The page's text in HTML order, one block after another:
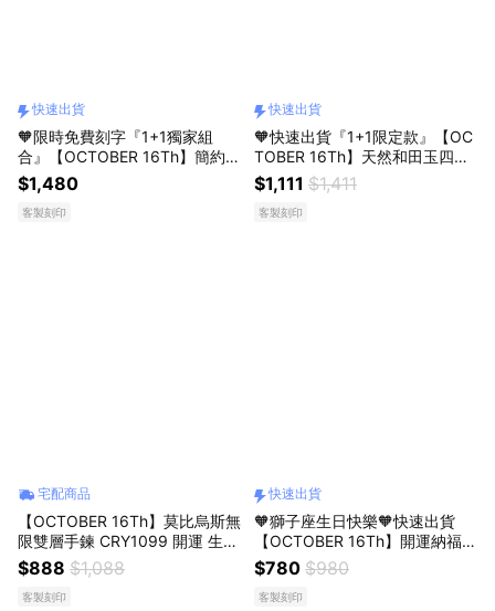
快速出貨
🧡限時免費刻字『1+1獨家組
合』【OCTOBER 16Th】簡約時
尚天然五寶水晶水晶手鍊+奢華
水晶組禮盒＃CRY1089 開運 生
日禮物 閨蜜禮物 情人節禮物 交
$1,480
客製刻印
快速出貨
🧡快速出貨『1+1限定款』【OC
TOBER 16Th】天然和田玉四葉
草雙層水晶手鍊 CRY1259 開運
生日禮物 閨蜜禮物 情人節禮物
客製化禮物 APR 16
$1,111 $1,411
客製刻印
宅配商品
【OCTOBER 16Th】莫比烏斯無
限雙層手鍊 CRY1099 開運 生日
禮物 閨蜜禮物 情人節禮物 女友
禮物 交換禮物 純銀手鍊 客製化
禮物
$888 $1,088
客製刻印
快速出貨
🧡獅子座生日快樂🧡快速出貨
【OCTOBER 16Th】開運納福天
然黑曜石貓咪編織繩手鍊＃CRY
1162 開運 生日禮物 閨蜜禮物 情
人節禮物 交換禮物 客製化禮物
$780 $980
客製刻印